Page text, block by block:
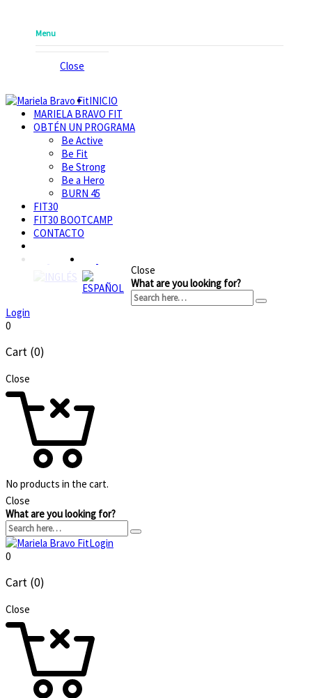
Menu
Close
INICIO
MARIELA BRAVO FIT
OBTÉN UN PROGRAMA
Be Active
Be Fit
Be Strong
Be a Hero
BURN 45
FIT30
FIT30 BOOTCAMP
CONTACTO
Close
What are you looking for?
Login
0
Cart (0)
Close
No products in the cart.
Close
What are you looking for?
Login
0
Cart (0)
Close